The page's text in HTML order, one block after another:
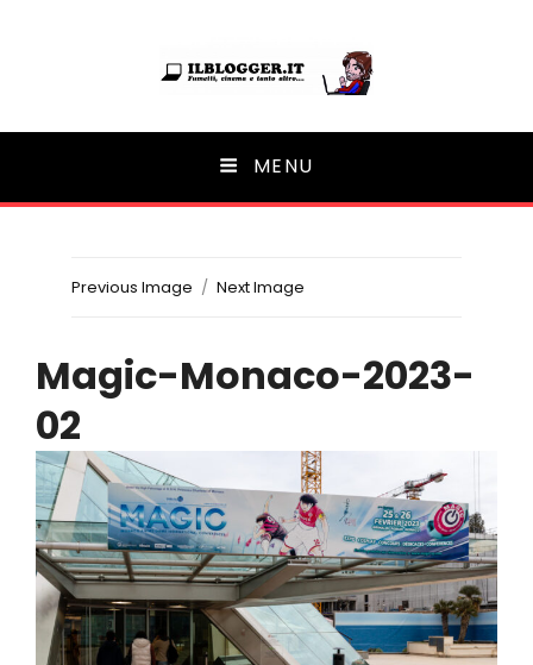
Ilblogger.it
Il portalino di blog | MENU
Previous Image Next Image
Magic-Monaco-2023-
02